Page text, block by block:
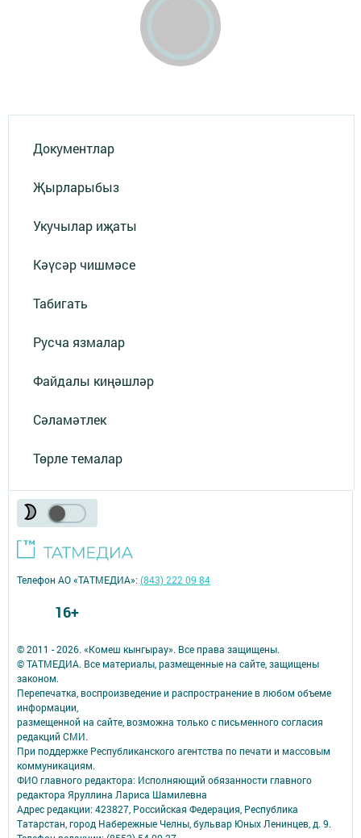
Документлар
Җырларыбыз
Укучылар иҗаты
Кәүсәр чишмәсе
Табигать
Русча язмалар
Файдалы киңәшләр
Сәламәтлек
Төрле темалар
© 2011 - 2026. «Комеш кынгырау». Все права защищены.
© ТАТМЕДИА. Все материалы, размещенные на сайте, защищены
законом.
Перепечатка, воспроизведение и распространение в любом объеме
информации,
размещенной на сайте, возможна только с письменного согласия
редакций СМИ.
При поддержке Республиканского агентства по печати и массовым
коммуникациям.
ФИО главного редактора: Исполняющий обязанности главного
редактора Яруллина Лариса Шамилевна
Адрес редакции: 423827, Российская Федерация, Республика
Татарстан, город Набережные Челны, бульвар Юных Ленинцев, д. 9.
Телефон АО «ТАТМЕДИА»:(843) 222 09 84
16+